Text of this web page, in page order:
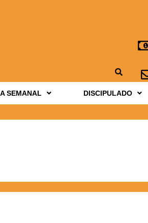
SEMANAL DISCIPULADO